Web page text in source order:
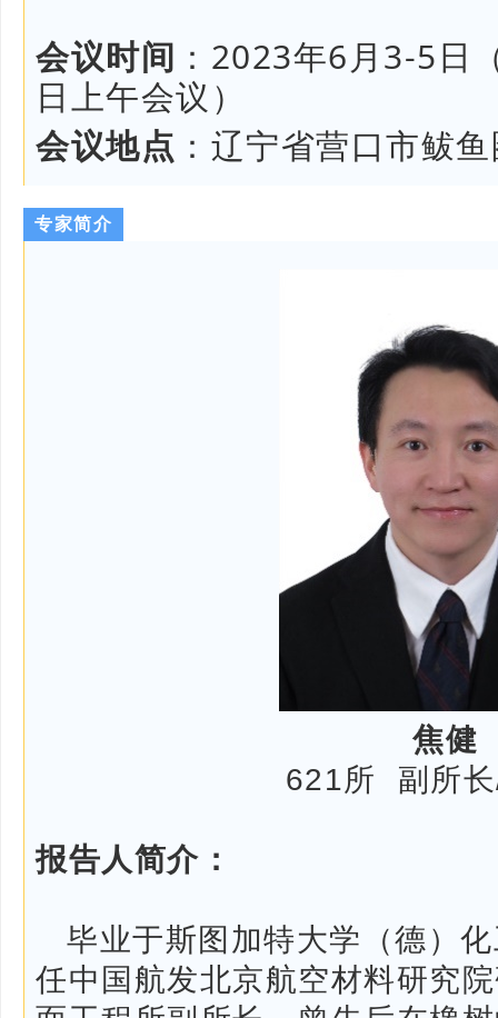
会议时间 ： 2023年6月3-5日
日上午会议）
会议地点 ： 辽宁省营口市鲅
专家简介
焦健
621所 副所
报告人简介：
毕业于斯图加特大学（德）
任中国航发北京航空材料研究